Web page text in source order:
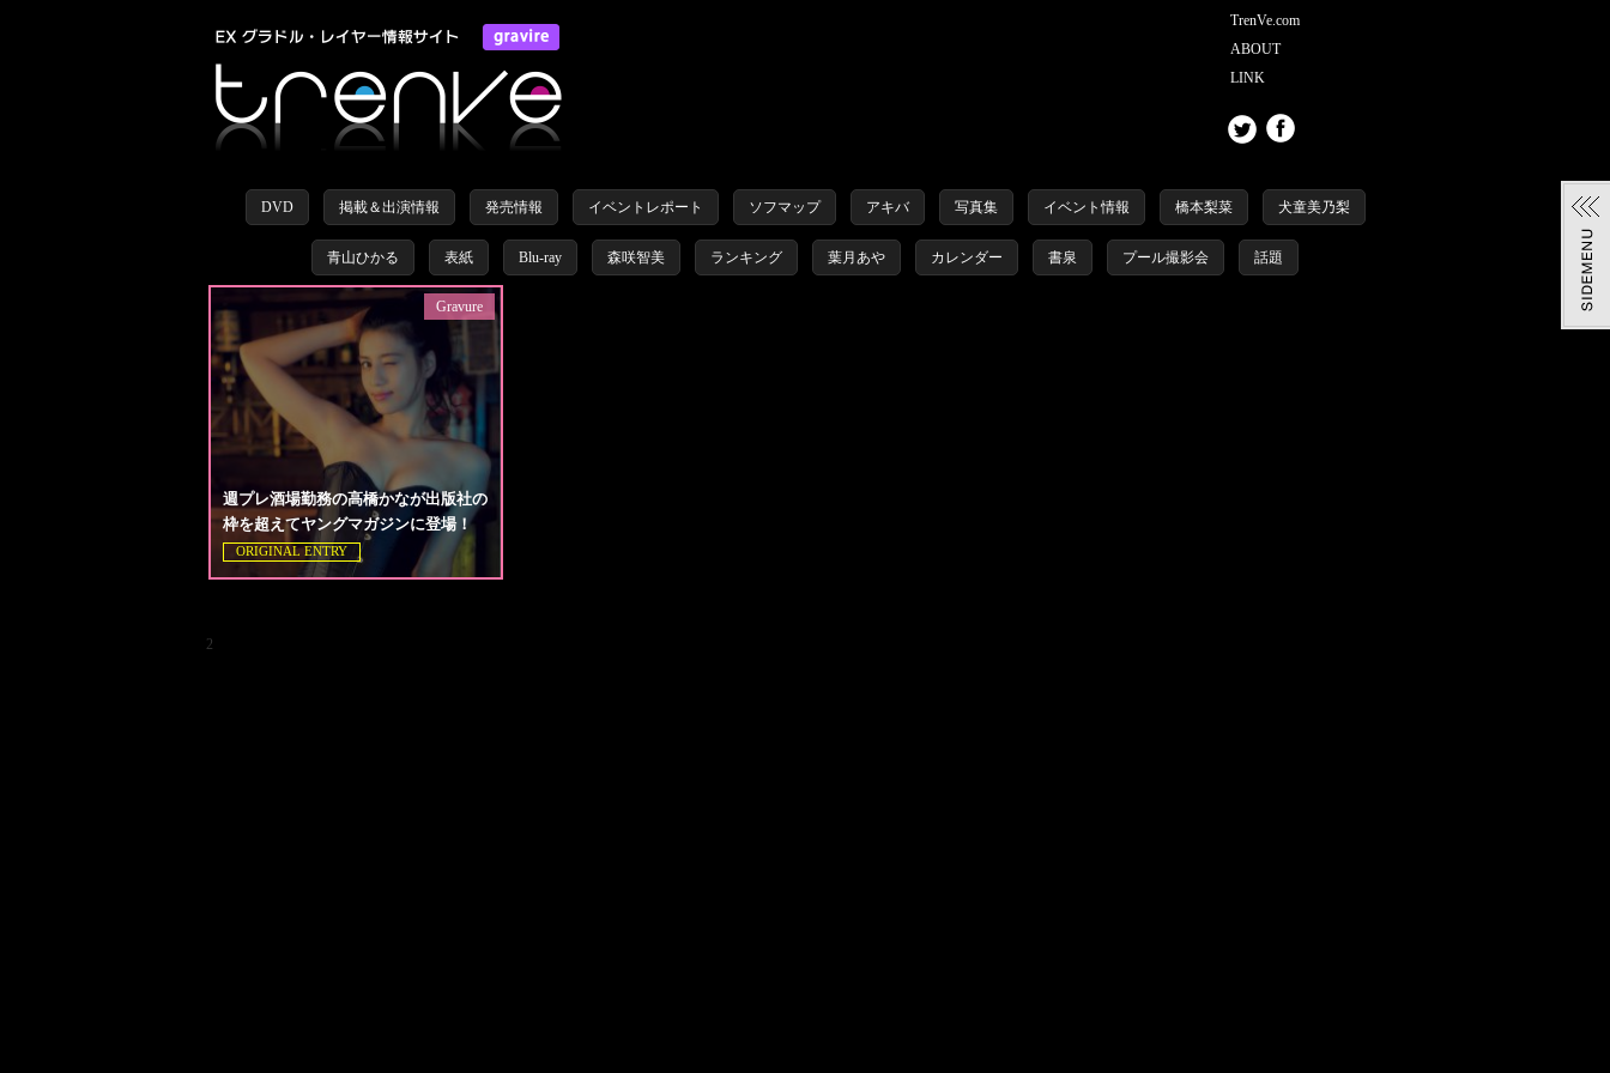
TrenVe.com
ABOUT
LINK
DVD 掲載＆出演情報 発売情報 イベントレポート ソフマップ アキバ 写真集 イベント情報 橋本梨菜 犬童美乃梨
青山ひかる 表紙 Blu-ray 森咲智美 ランキング 葉月あや カレンダー 書泉 プール撮影会 話題
週プレ酒場勤務の高橋かなが出版社の
枠を超えてヤングマガジンに登場！
ORIGINAL ENTRY
Gravure
2